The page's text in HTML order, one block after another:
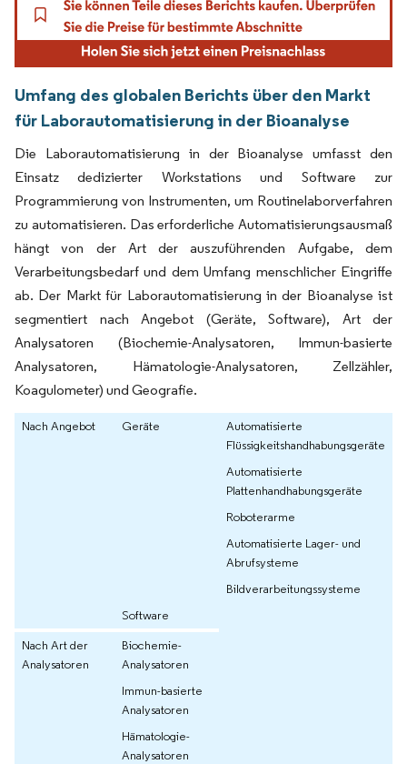
Umfang des globalen Berichts über den Markt
für Laborautomatisierung in der Bioanalyse
Die Laborautomatisierung in der Bioanalyse umfasst den
Einsatz dedizierter Workstations und Software zur
Programmierung von Instrumenten, um Routinelaborverfahren
zu automatisieren. Das erforderliche Automatisierungsausmaß
hängt von der Art der auszuführenden Aufgabe, dem
Verarbeitungsbedarf und dem Umfang menschlicher Eingriffe
ab. Der Markt für Laborautomatisierung in der Bioanalyse ist
segmentiert nach Angebot (Geräte, Software), Art der
Analysatoren (Biochemie-Analysatoren, Immun-basierte
Analysatoren, Hämatologie-Analysatoren, Zellzähler,
Koagulometer) und Geografie.
Nach Angebot Geräte
Automatisierte
Flüssigkeitshandhabungsgeräte
Automatisierte
Plattenhandhabungsgeräte
Roboterarme
Automatisierte Lager- und
Abrufsysteme
Bildverarbeitungssysteme
Software
Nach Art der
Analysatoren
Biochemie-
Analysatoren
Immun-basierte
Analysatoren
Hämatologie-
Analysatoren